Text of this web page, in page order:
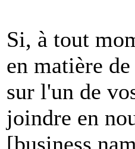
Si, à tout
en matière
sur l'un de
joindre en
[business